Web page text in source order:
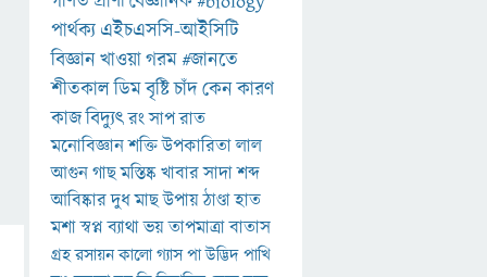
পার্থক্য এইচএসসি-আইসিটি
বিজ্ঞানখাওয়াগরম#জানতে
শীতকালডিমবৃষ্টিচাঁদকেনকারণ
কাজবিদ্যুৎরংসাপরাত
মনোবিজ্ঞানশক্তিউপকারিতালাল
আগুনগাছমস্তিষ্কখাবারসাদাশব্দ
আবিষ্কারদুধমাছউপায়ঠাণ্ডাহাত
মশাস্বপ্নব্যাথাভয়তাপমাত্রাবাতাস
গ্রহরসায়নকালোগ্যাসপাউদ্ভিদপাখি